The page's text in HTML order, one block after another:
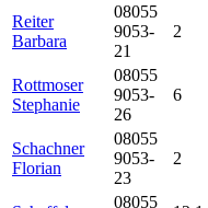
Reiter
Barbara
08055
9053-
21
2
Rottmoser
Stephanie
08055
9053-
26
6
Schachner
Florian
08055
9053-
23
2
08055